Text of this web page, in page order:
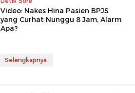
Video: Nakes Hina Pasien BPJS
yang Curhat Nunggu 8 Jam, Alarm
Apa?
Selengkapnya